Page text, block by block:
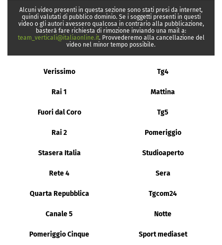
Alcuni video presenti in questa sezione sono stati presi da internet,
quindi valutati di pubblico dominio. Se i soggetti presenti in questi
video o gli autori avessero qualcosa in contrario alla pubblicazione,
basterà fare richiesta di rimozione inviando una mail a:
team_verticali@italiaonline.it. Provvederemo alla cancellazione del
video nel minor tempo possibile.
Verissimo Tg4
Rai 1 Mattina
Fuori dal Coro Tg5
Rai 2 Pomeriggio
Stasera Italia Studioaperto
Rete 4 Sera
Quarta Repubblica Tgcom24
Canale 5 Notte
Pomeriggio Cinque Sport mediaset